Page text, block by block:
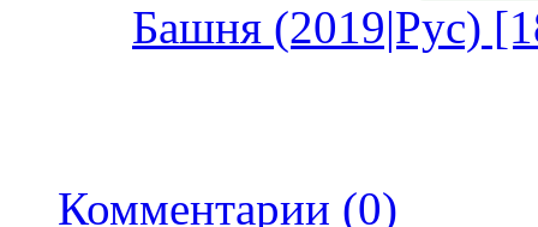
Башня (2019|Рус)
Комментарии (0)